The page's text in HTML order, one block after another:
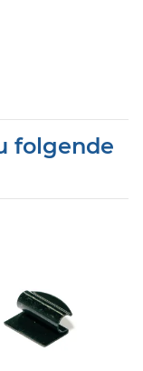
folgende